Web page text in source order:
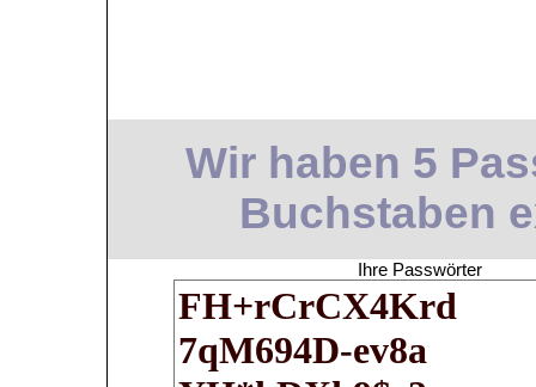
Wir haben 5
Buchstaben
Ihre Passwörter